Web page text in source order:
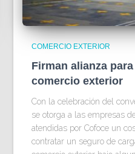
COMERCIO EXTERIOR
Firman alianza
comercio exterior
Con la celebración del
se otorga a las empresas
atendidas por Cofoce un
contratar un seguro de